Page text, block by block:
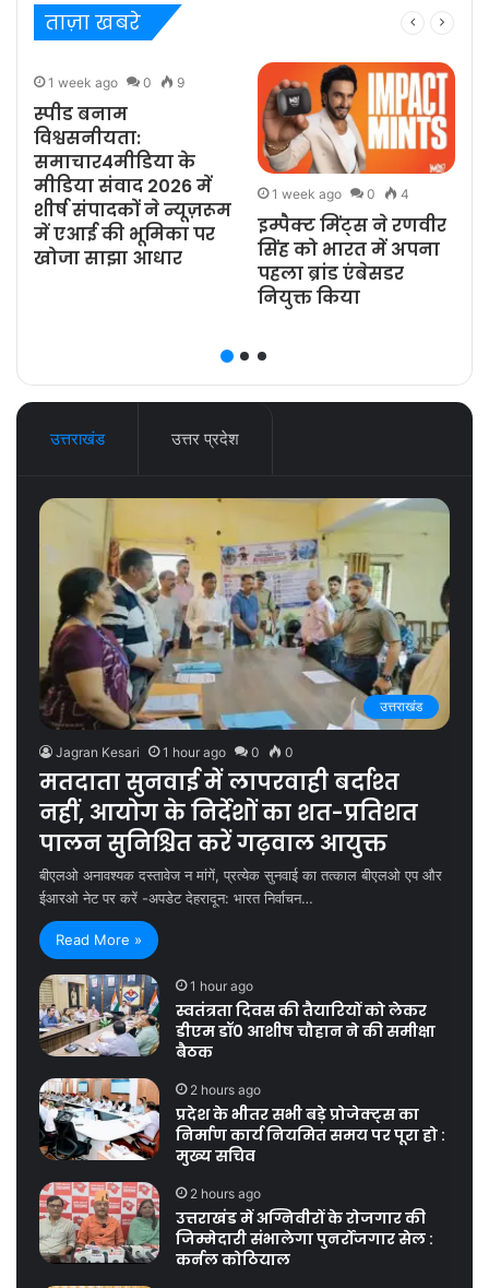
ताज़ा खबरे
1 week ago 0 9
स्पीड बनाम
विश्वसनीयता:
समाचार4मीडिया के
मीडिया संवाद 2026 में
शीर्ष संपादकों ने न्यूज़रूम
में एआई की भूमिका पर
खोजा साझा आधार
1 week ago 0 4
इम्पैक्ट मिंट्स ने रणवीर
सिंह को भारत में अपना
पहला ब्रांड एंबेसडर
नियुक्त किया
उत्तराखंड उत्तर प्रदेश
उत्तराखंड
Jagran Kesari 1 hour ago 0 0
मतदाता सुनवाई में लापरवाही बर्दाश्त
नहीं, आयोग के निर्देशों का शत-प्रतिशत
पालन सुनिश्चित करें गढ़वाल आयुक्त
बीएलओ अनावश्यक दस्तावेज न मांगें, प्रत्येक सुनवाई का तत्काल बीएलओ एप और
ईआरओ नेट पर करें -अपडेट देहरादून: भारत निर्वाचन…
Read More »
1 hour ago
स्वतंत्रता दिवस की तैयारियों को लेकर
डीएम डॉ0 आशीष चौहान ने की समीक्षा
बैठक
2 hours ago
प्रदेश के भीतर सभी बड़े प्रोजेक्ट्स का
निर्माण कार्य नियमित समय पर पूरा हो :
मुख्य सचिव
2 hours ago
उत्तराखंड में अग्निवीरों के रोजगार की
जिम्मेदारी संभालेगा पुनर्रोजगार सेल :
कर्नल कोठियाल